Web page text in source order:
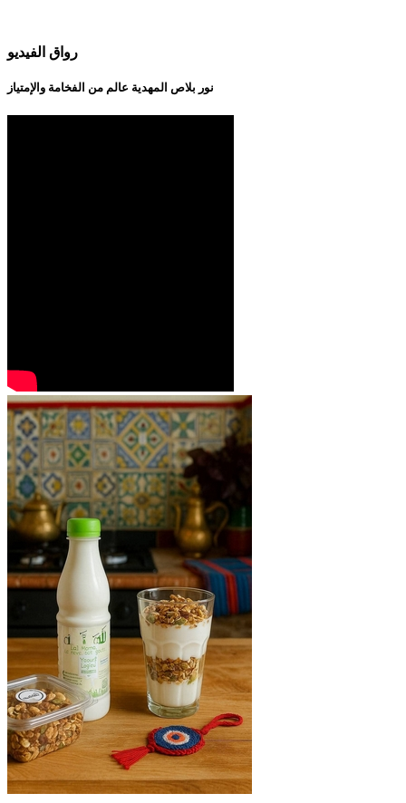
رواق الفيديو
نور بلاص المهدية عالم من الفخامة والإمتياز